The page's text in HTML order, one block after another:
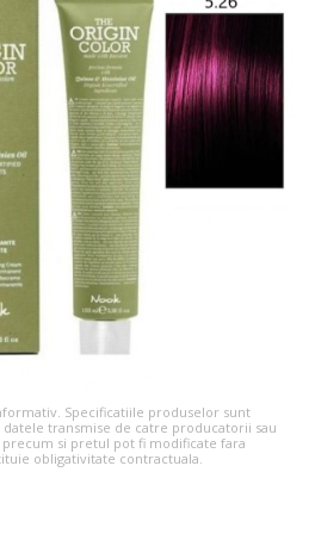
Specificatiile produselor sunt
transmise de catre producatorii sau
si pretul pot fi modificate fara
obligativitate contractuala.